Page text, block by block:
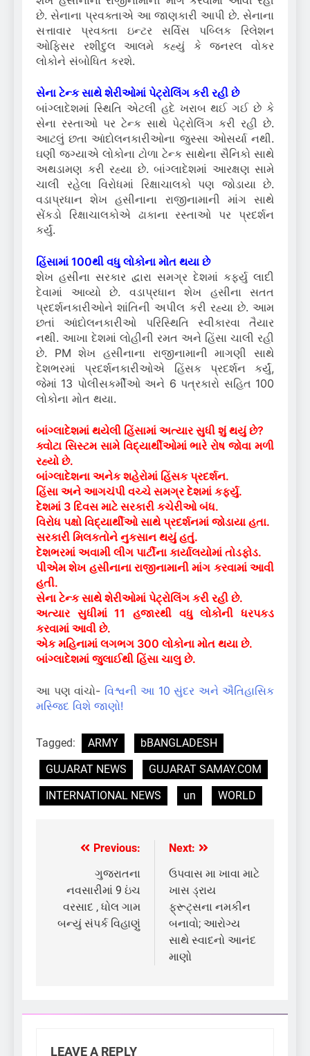
છે. સેનાના પ્રવક્તાએ આ જાણકારી આપી છે. સેનાના
સત્તાવાર પ્રવક્તા ઇન્ટર સર્વિસ પબ્લિક રિલેશન
ઓફિસર રશીદુલ આલમે કહ્યું કે જનરલ વોકર
લોકોને સંબોધિત કરશે.
સેના ટેન્ક સાથે શેરીઓમાં પેટ્રોલિંગ કરી રહી છે
બાંગ્લાદેશમાં સ્થિતિ એટલી હદે ખરાબ થઈ ગઈ છે કે
સેના રસ્તાઓ પર ટેન્ક સાથે પેટ્રોલિંગ કરી રહી છે.
આટલું છતા આંદોલનકારીઓના જુસ્સા ઓસર્યા નથી.
ઘણી જગ્યાએ લોકોના ટોળા ટેન્ક સાથેના સૈનિકો સાથે
અથડામણ કરી રહ્યા છે. બાંગ્લાદેશમાં આરક્ષણ સામે
ચાલી રહેલા વિરોધમાં રિક્ષાચાલકો પણ જોડાયા છે.
વડાપ્રધાન શેખ હસીનાના રાજીનામાની માંગ સાથે
સેંકડો રિક્ષાચાલકોએ ઢાકાના રસ્તાઓ પર પ્રદર્શન
કર્યું.
હિંસામાં 100થી વધુ લોકોના મોત થયા છે
શેખ હસીના સરકાર દ્વારા સમગ્ર દેશમાં કર્ફ્યુ લાદી
દેવામાં આવ્યો છે. વડાપ્રધાન શેખ હસીના સતત
પ્રદર્શનકારીઓને શાંતિની અપીલ કરી રહ્યા છે. આમ
છતાં આંદોલનકારીઓ પરિસ્થિતિ સ્વીકારવા તૈયાર
નથી. આખા દેશમાં લોહીની રમત અને હિંસા ચાલી રહી
છે. PM શેખ હસીનાના રાજીનામાની માગણી સાથે
દેશભરમાં પ્રદર્શનકારીઓએ હિંસક પ્રદર્શન કર્યું,
જેમાં 13 પોલીસકર્મીઓ અને 6 પત્રકારો સહિત 100
લોકોના મોત થયા.
બાંગ્લાદેશમાં થયેલી હિંસામાં અત્યાર સુધી શું થયું છે?
ક્વોટા સિસ્ટમ સામે વિદ્યાર્થીઓમાં ભારે રોષ જોવા મળી
રહ્યો છે.
બાંગ્લાદેશના અનેક શહેરોમાં હિંસક પ્રદર્શન.
હિંસા અને આગચંપી વચ્ચે સમગ્ર દેશમાં કર્ફ્યુ.
દેશમાં 3 દિવસ માટે સરકારી કચેરીઓ બંધ.
વિરોધ પક્ષો વિદ્યાર્થીઓ સાથે પ્રદર્શનમાં જોડાયા હતા.
સરકારી મિલકતોને નુકસાન થયું હતું.
દેશભરમાં અવામી લીગ પાર્ટીના કાર્યાલયોમાં તોડફોડ.
પીએમ શેખ હસીનાના રાજીનામાની માંગ કરવામાં આવી
હતી.
સેના ટેન્ક સાથે શેરીઓમાં પેટ્રોલિંગ કરી રહી છે.
અત્યાર સુધીમાં 11 હજારથી વધુ લોકોની ધરપકડ
કરવામાં આવી છે.
એક મહિનામાં લગભગ 300 લોકોના મોત થયા છે.
બાંગ્લાદેશમાં જુલાઈથી હિંસા ચાલુ છે.
આ પણ વાંચો- વિશ્વની આ 10 સુંદર અને ઐતિહાસિક
મસ્જિદ વિશે જાણો!
Tagged: ARMY
bBANGLADESH
GUJARAT NEWS
GUJARAT SAMAY.COM
INTERNATIONAL NEWS
un WORLD
Post
navigation
Previous:
ગુજરાતના
નવસારીમાં 9 ઇંચ
વરસાદ , ધોલ ગામ
બન્યું સંપર્ક વિહાણું
Next:
ઉપવાસ મા ખાવા માટે
ખાસ ડ્રાય
ફ્રૂટ્સના નમકીન
બનાવો; આરોગ્ય
સાથે સ્વાદનો આનંદ
માણો
LEAVE A REPLY